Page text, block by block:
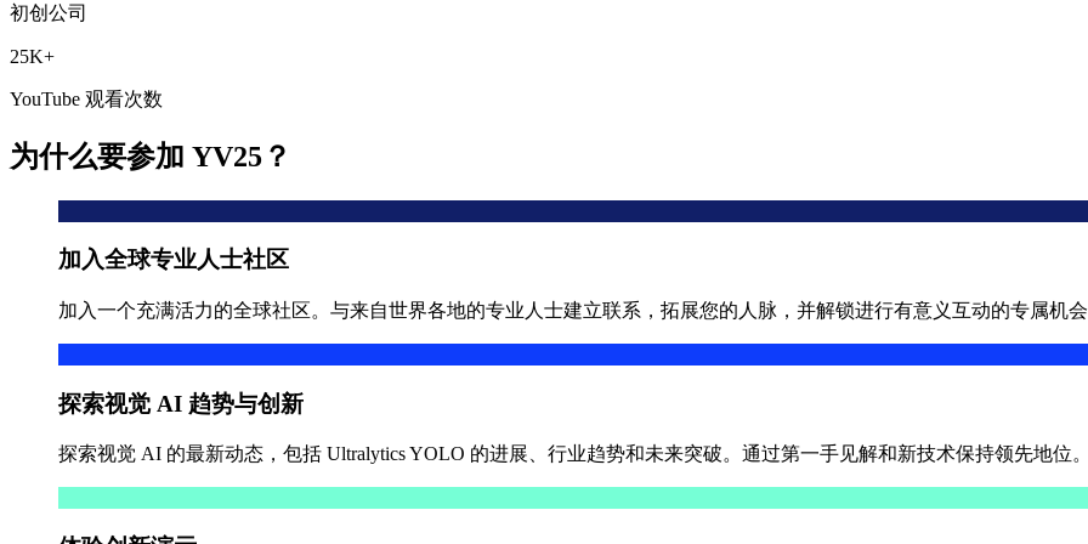
初创公司
25K+
YouTube 观看次数
为什么要参加 YV25？
加入全球专业人士社区
加入一个充满活力的全球社区。与来自世界各地的专业人士建立联系，拓展您的人脉，并解锁进行有意义互动的专属机
探索视觉 AI 趋势与创新
探索视觉 AI 的最新动态，包括 Ultralytics YOLO 的进展、行业趋势和未来突破。通过第一手见解和新技术保持领先地位